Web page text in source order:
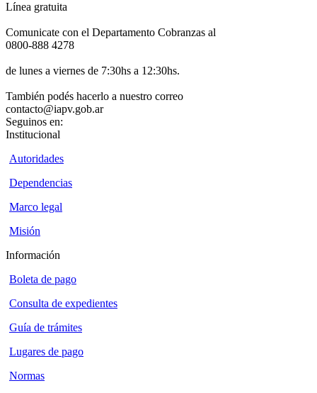
Línea gratuita
Comunicate con el Departamento Cobranzas al
0800-888 4278
de lunes a viernes de 7:30hs a 12:30hs.
También podés hacerlo a nuestro correo
contacto@iapv.gob.ar
Seguinos en:
Institucional
Autoridades
Dependencias
Marco legal
Misión
Información
Boleta de pago
Consulta de expedientes
Guía de trámites
Lugares de pago
Normas